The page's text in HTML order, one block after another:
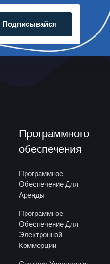
Подписывайся
Программного
обеспечения
Программное
Обеспечение Для
Аренды
Программное
Обеспечение Для
Электронной
Коммерции